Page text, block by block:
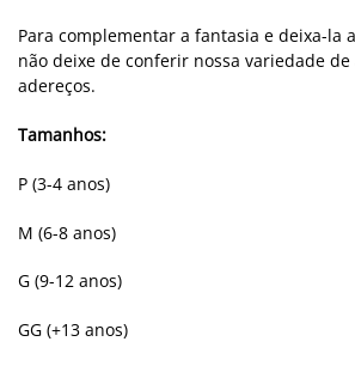
Para complementar a fantasia e deixa-la
não deixe de conferir nossa variedade de
adereços.
Tamanhos:
P (3-4 anos)
M (6-8 anos)
G (9-12 anos)
GG (+13 anos)